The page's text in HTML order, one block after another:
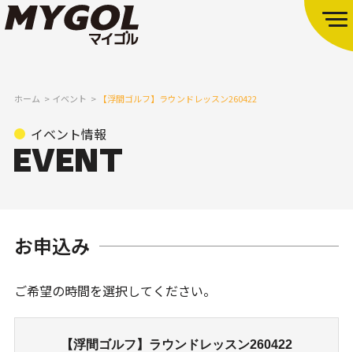
ホーム イベント 【浮間ゴルフ】ラウンドレッスン260422
イベント情報
お申込み
ご希望の時間を選択してください。
【浮間ゴルフ】ラウンドレッスン260422